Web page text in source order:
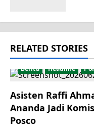
i
o
n
RELATED STORIES
Berita Headline
Asisten Raffi
Ananda Jadi
Posco